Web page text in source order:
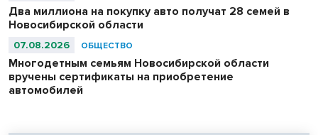
Два миллиона на покупку авто получат 28 семей в
Новосибирской области
07.08.2026 ОБЩЕСТВО
Многодетным семьям Новосибирской области
вручены сертификаты на приобретение
автомобилей